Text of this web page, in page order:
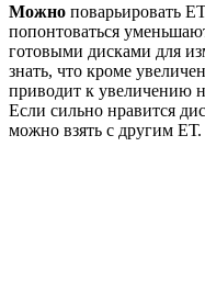
Можно поварьировать
попонтоваться
готовыми дисками для
знать, что кроме
приводит к увеличению
Если сильно нравится
можно взять с другим ЕТ.